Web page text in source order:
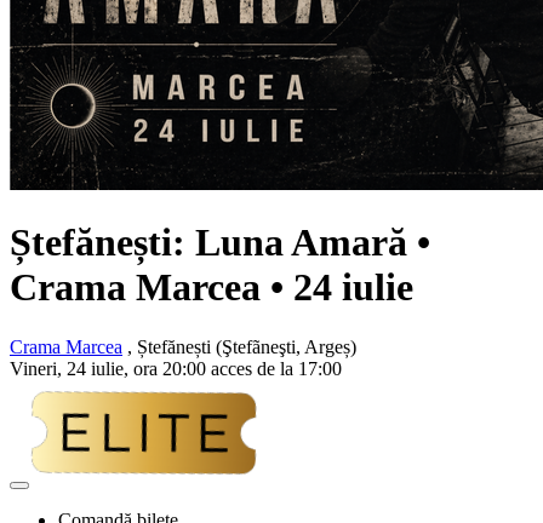
Ștefănești: Luna Amară •
Crama Marcea • 24 iulie
Crama Marcea , Ștefănești (Ştefãneşti, Argeș)
Vineri, 24 iulie, ora 20:00 acces de la 17:00
Adaugă